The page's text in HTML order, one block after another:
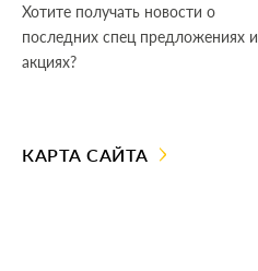
Хотите получать новости о
последних спец предложениях и
акциях?
КАРТА САЙТА